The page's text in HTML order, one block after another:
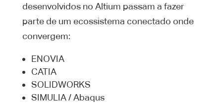
desenvolvidos no Altium passam a fazer
parte de um ecossistema conectado onde
convergem:
ENOVIA
CATIA
SOLIDWORKS
SIMULIA / Abaqus